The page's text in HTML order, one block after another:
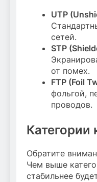
UTP
сетей.
STP
от помех.
FTP (Foil
фольгой,
проводов.
Категории
Обратите
Чем выше
стабильнее